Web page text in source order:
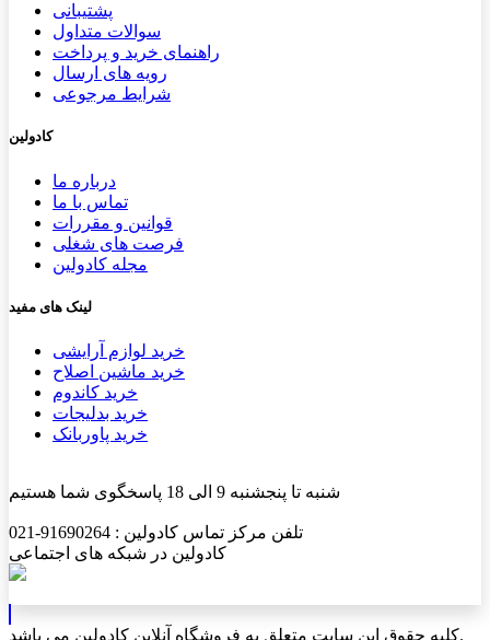
پشتیب​​انی
سوالات متداول
راهنمای خرید و پرداخت
رویه های ارسال
شرایط مرجوعی
کادولین
درباره ما
تماس با ما
قوانین و مقررات
فرصت های شغلی
مجله کادولین
لینک های مفید
خرید لوازم آرایشی
خرید ماشین اصلاح
خرید کاندوم
خرید بدلیجات
خرید پاوربانک
شنبه تا پنجشنبه 9 الی 18 پاسخگوی شما هستیم
تلفن مرکز تماس کادولین : 91690264-021
کادولین در شبکه های اجتماعی
کلیه حقوق این سایت متعلق به فروشگاه آنلاین کادولین می باشد.